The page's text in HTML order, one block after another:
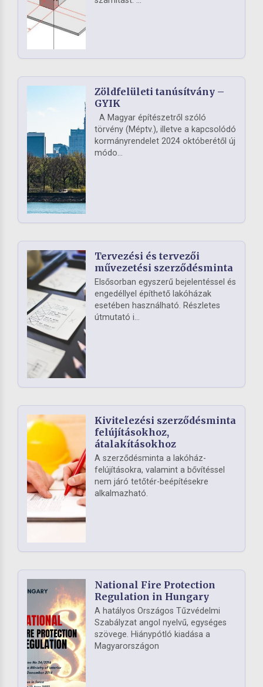
Zöldfelületi tanúsítvány –
GYIK
A Magyar építészetről szóló
törvény (Méptv.), illetve a kapcsolódó
kormányrendelet 2024 októberétől új
módo...
Tervezési és tervezői
művezetési szerződésminta
Elsősorban egyszerű bejelentéssel és
engedéllyel építhető lakóházak
esetében használható. Részletes
útmutató i...
Kivitelezési szerződésminta
felújításokhoz,
átalakításokhoz
A szerződésminta a lakóház-
felújításokra, valamint a bővítéssel
nem járó tetőtér-beépítésekre
alkalmazható.
National Fire Protection
Regulation in Hungary
A hatályos Országos Tűzvédelmi
Szabályzat angol nyelvű, egységes
szövege. Hiánypótló kiadása a
Magyarországon